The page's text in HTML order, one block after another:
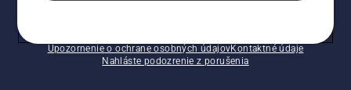
Upozornenie o ochrane osobných údajovKontaktné údaje
Nahláste podozrenie z porušenia